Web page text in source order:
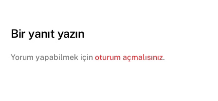
Bir yanıt yazın
Yorum yapabilmek içinoturum açmalısınız.